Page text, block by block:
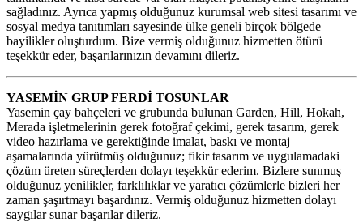
sağladınız. Ayrıca yapmış olduğunuz kurumsal web sitesi tasarımı ve
sosyal medya tanıtımları sayesinde ülke geneli birçok bölgede
bayilikler oluşturdum. Bize vermiş olduğunuz hizmetten ötürü
teşekkür eder, başarılarınızın devamını dileriz.
YASEMİN GRUP FERDİ TOSUNLAR
Yasemin çay bahçeleri ve grubunda bulunan Garden, Hill, Hokah,
Merada işletmelerinin gerek fotoğraf çekimi, gerek tasarım, gerek
video hazırlama ve gerektiğinde imalat, baskı ve montaj
aşamalarında yürütmüş olduğunuz; fikir tasarım ve uygulamadaki
çözüm üreten süreçlerden dolayı teşekkür ederim. Bizlere sunmuş
olduğunuz yenilikler, farklılıklar ve yaratıcı çözümlerle bizleri her
zaman şaşırtmayı başardınız. Vermiş olduğunuz hizmetten dolayı
saygılar sunar başarılar dileriz.